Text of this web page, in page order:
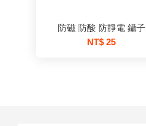
防磁 防酸 防靜電 鑷子
NT$ 25